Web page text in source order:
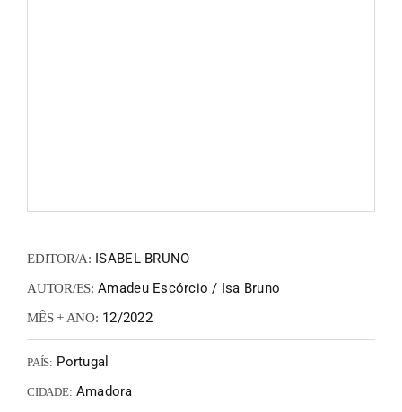
EDITOR/A: ISABEL BRUNO
AUTOR/ES: Amadeu Escórcio / Isa Bruno
MÊS + ANO: 12/2022
PAÍS: Portugal
CIDADE: Amadora